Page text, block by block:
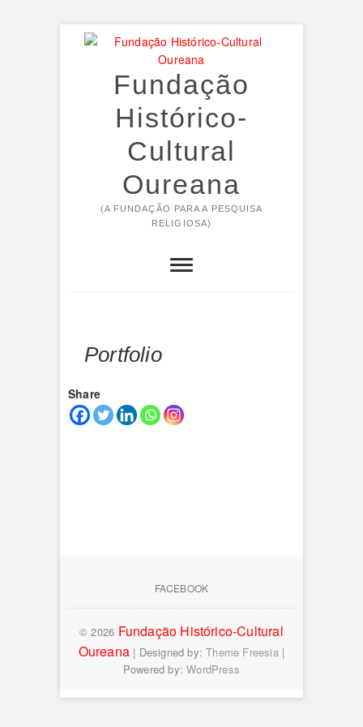
Fundação
Histórico-
Cultural
Oureana
(A FUNDAÇÃO PARA A PESQUISA
RELIGIOSA)
Portfolio
Share
FACEBOOK
© 2026 Fundação Histórico-Cultural
Oureana | Designed by:Theme Freesia|
Powered by:WordPress